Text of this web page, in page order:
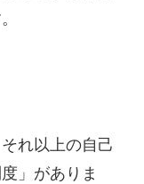
れ以上の自己
」がありま